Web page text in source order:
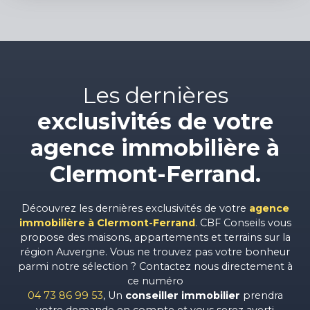
Les dernières
exclusivités de votre
agence immobilière à
Clermont-Ferrand.
Découvrez les dernières exclusivités de votre agence
immobilière à Clermont-Ferrand. CBF Conseils vous
propose des maisons, appartements et terrains sur la
région Auvergne. Vous ne trouvez pas votre bonheur
parmi notre sélection ? Contactez nous directement à
ce numéro
04 73 86 99 53, Un conseiller immobilier prendra